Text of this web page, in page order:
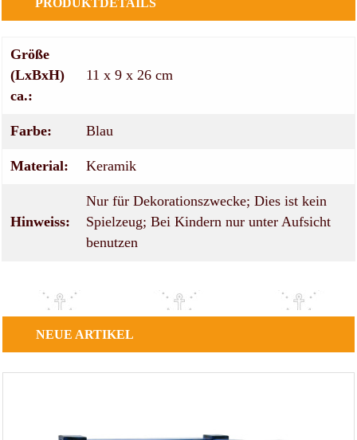
PRODUKTDETAILS
Größe
(LxBxH)
ca.:
11 x 9 x 26 cm
Farbe: Blau
Material: Keramik
Hinweiss:
Nur für Dekorationszwecke; Dies ist kein
Spielzeug; Bei Kindern nur unter Aufsicht
benutzen
NEUE ARTIKEL